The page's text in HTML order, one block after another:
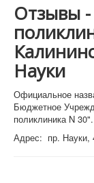
Роддома и
Диспансеры
Лучшие
Отзывы о
Отзывы -
Науки
Официальное
Бюджетное
поликлиника N 30".
Адрес: пр. Науки,